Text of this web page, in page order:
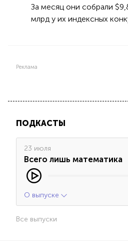
За месяц они собрали
млрд у их индексных
Реклама
ПОДКАСТЫ
23 июля
Всего лишь математика
О выпуске
Все выпуски